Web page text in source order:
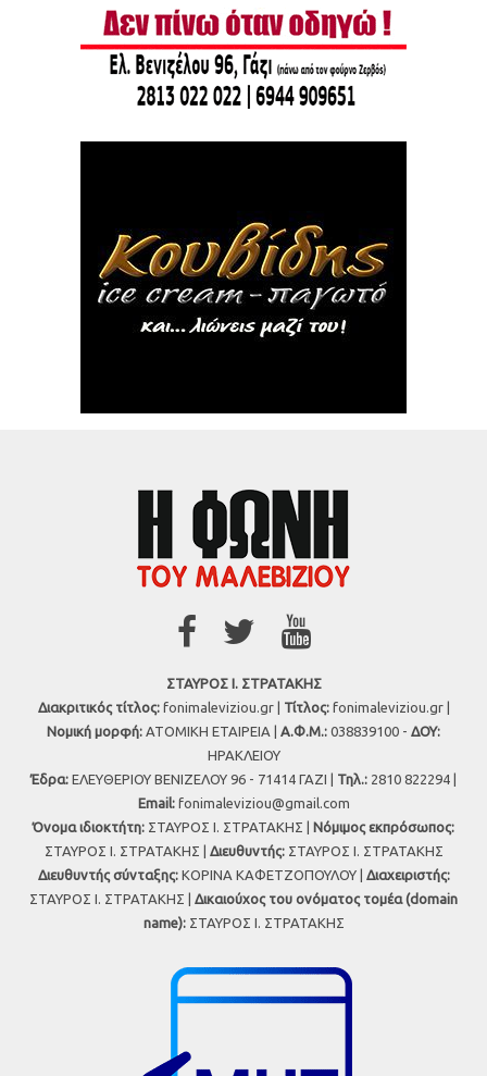
ΣΤΑΥΡΟΣ Ι. ΣΤΡΑΤΑΚΗΣ
Διακριτικός τίτλος:fonimaleviziou.gr | Τίτλος:fonimaleviziou.gr |
Νομική μορφή: ΑΤΟΜΙΚΗ ΕΤΑΙΡΕΙΑ | Α.Φ.Μ.: 038839100 - ΔΟΥ:
ΗΡΑΚΛΕΙΟΥ
Έδρα: ΕΛΕΥΘΕΡΙΟΥ ΒΕΝΙΖΕΛΟΥ 96 - 71414 ΓΑΖΙ | Τηλ.: 2810 822294 |
Εmail: fonimaleviziou@gmail.com
Όνομα ιδιοκτήτη: ΣΤΑΥΡΟΣ Ι. ΣΤΡΑΤΑΚΗΣ | Νόμιμος εκπρόσωπος:
ΣΤΑΥΡΟΣ Ι. ΣΤΡΑΤΑΚΗΣ | Διευθυντής:ΣΤΑΥΡΟΣ Ι. ΣΤΡΑΤΑΚΗΣ
Διευθυντής σύνταξης:ΚΟΡΙΝΑ ΚΑΦΕΤΖΟΠΟΥΛΟΥ | Διαχειριστής:
ΣΤΑΥΡΟΣ Ι. ΣΤΡΑΤΑΚΗΣ | Δικαιούχος του ονόματος τομέα (domain
name):ΣΤΑΥΡΟΣ Ι. ΣΤΡΑΤΑΚΗΣ